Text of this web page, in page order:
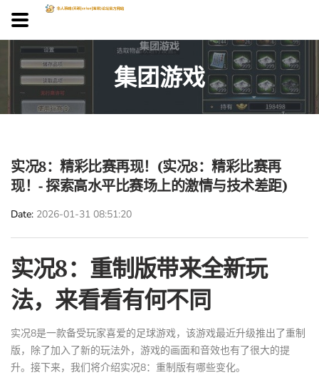
集团游戏
实况8：精彩比赛再现！(实况8：精彩比赛再
现！- 探索高水平比赛场上的激情与技术差距)
Date 2026-01-31 08:51:20
实况8：重制版带来全新玩
法，来看看有何不同
实况8是一款备受玩家喜爱的足球游戏，该游戏最近升级推出了重制
版，除了加入了新的玩法外，游戏的画面和音效也有了很大的提
升。接下来，我们将介绍实况8：重制版有哪些变化。